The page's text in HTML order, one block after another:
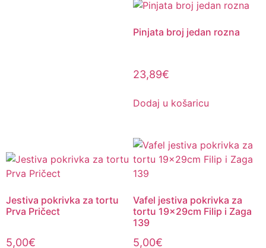
Pinjata broj jedan rozna
23,89€
Dodaj u košaricu
Jestiva pokrivka za tortu
Prva Pričect
5,00€
Vafel jestiva pokrivka za
tortu 19x29cm Filip i Zaga
139
5,00€